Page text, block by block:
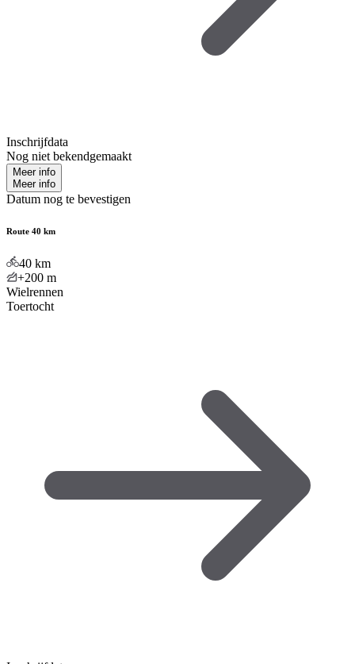
Inschrijfdata
Nog niet bekendgemaakt
Meer info
Meer info
Datum nog te bevestigen
Route 40 km
40 km
+200 m
Wielrennen
Toertocht